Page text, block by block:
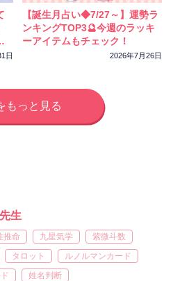
日
【誕生月占い◆7/27～】運勢ラ
ンキングTOP3🔮今週のラッキ
ーアイテムもチェック！
2026年7月26日
もっと見る
生
推命 九星気学
紫微斗数
タロット
ルノルマンカード
姓名判断